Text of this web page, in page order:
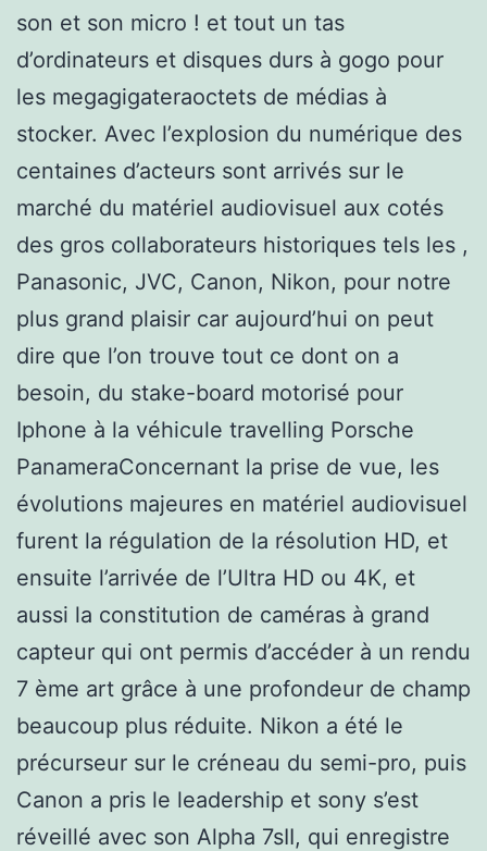
son et son micro ! et tout un tas
d’ordinateurs et disques durs à gogo pour
les megagigateraoctets de médias à
stocker. Avec l’explosion du numérique des
centaines d’acteurs sont arrivés sur le
marché du matériel audiovisuel aux cotés
des gros collaborateurs historiques tels les ,
Panasonic, JVC, Canon, Nikon, pour notre
plus grand plaisir car aujourd’hui on peut
dire que l’on trouve tout ce dont on a
besoin, du stake-board motorisé pour
Iphone à la véhicule travelling Porsche
PanameraConcernant la prise de vue, les
évolutions majeures en matériel audiovisuel
furent la régulation de la résolution HD, et
ensuite l’arrivée de l’Ultra HD ou 4K, et
aussi la constitution de caméras à grand
capteur qui ont permis d’accéder à un rendu
7 ème art grâce à une profondeur de champ
beaucoup plus réduite. Nikon a été le
précurseur sur le créneau du semi-pro, puis
Canon a pris le leadership et sony s’est
réveillé avec son Alpha 7sII, qui enregistre